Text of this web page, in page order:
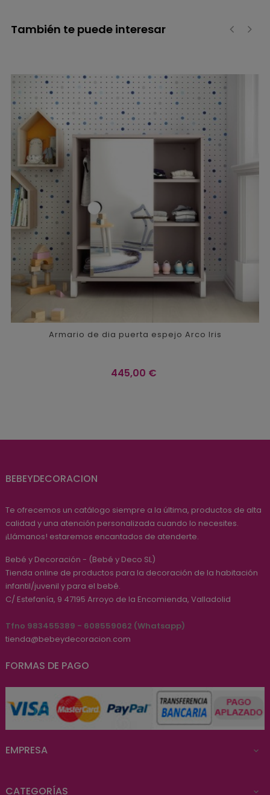
También te puede interesar
Armario de dia puerta espejo Arco Iris
Precio
445,00 €
BEBEYDECORACION
Te ofrecemos un catálogo siempre a la última, productos de alta
calidad y una atención personalizada cuando lo necesites.
¡Llámanos! estaremos encantados de atenderte.
Bebé y Decoración - (Bebé y Deco SL)
Tienda online de productos para la decoración de la habitación
infantil/juvenil y para el bebé.
C/ Estefanía, 9 47195 Arroyo de la Encomienda, Valladolid
Tfno 983455389 - 608559062 (Whatsapp)
tienda@bebeydecoracion.com
FORMAS DE PAGO
EMPRESA 
CATEGORÍAS 